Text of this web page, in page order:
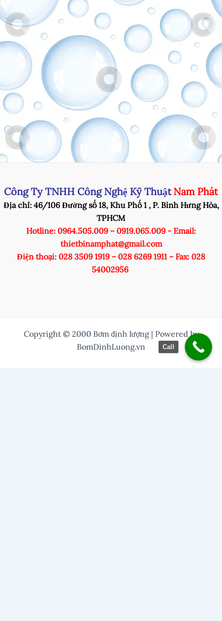
Công Ty TNHH Công Nghệ Kỹ Thuật Nam Phát
Địa chỉ: 46/106 Đường số 18, Khu Phố 1 , P. Bình Hưng Hòa,
TPHCM
Hotline: 0964.505.009 – 0919.065.009 - Email:
thietbinamphat@gmail.com
Điện thoại: 028 3509 1919 – 028 6269 1911 – Fax: 028
54002956
Copyright © 2000 Bơm định lượng | Powered by
BomDinhLuong.vn
Call